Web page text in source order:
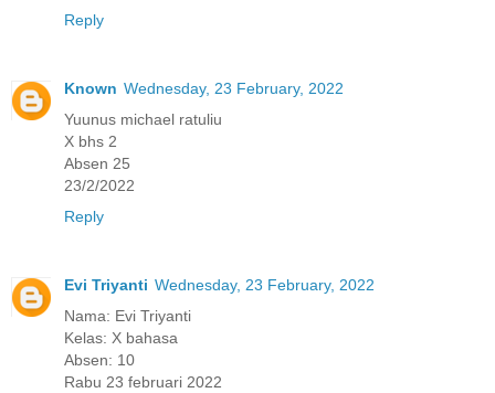
Reply
Known Wednesday, 23 February, 2022
Yuunus michael ratuliu
X bhs 2
Absen 25
23/2/2022
Reply
Evi Triyanti Wednesday, 23 February, 2022
Nama: Evi Triyanti
Kelas: X bahasa
Absen: 10
Rabu 23 februari 2022